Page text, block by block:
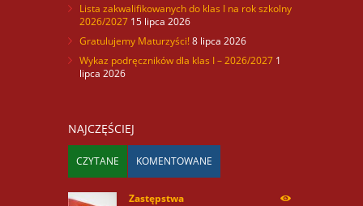
Lista zakwalifikowanych do klas I na rok szkolny
2026/2027 15 lipca 2026
Gratulujemy Maturzyści!8 lipca 2026
Wykaz podręczników dla klas I – 2026/2027 1
lipca 2026
NAJCZĘŚCIEJ
CZYTANE KOMENTOWANE
Zastępstwa